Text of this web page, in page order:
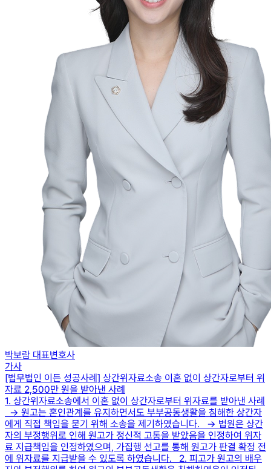
박보람 대표변호사
가사
[법무법인 이든 성공사례] 상간위자료소송 이혼 없이 상간자로부터 위
자료 2,500만 원을 받아낸 사례
1. 상간위자료소송에서 이혼 없이 상간자로부터 위자료를 받아낸 사례
→ 원고는 혼인관계를 유지하면서도 부부공동생활을 침해한 상간자
에게 직접 책임을 묻기 위해 소송을 제기하였습니다. → 법원은 상간
자의 부정행위로 인해 원고가 정신적 고통을 받았음을 인정하여 위자
료 지급책임을 인정하였으며, 가집행 선고를 통해 원고가 판결 확정 전
에 위자료를 지급받을 수 있도록 하였습니다. 2. 피고가 원고의 배우